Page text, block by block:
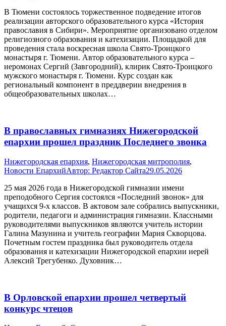
В Тюмени состоялось торжественное подведение итогов
реализации авторского образовательного курса «История
православия в Сибири». Мероприятие организовано отделом
религиозного образования и катехизации. Площадкой для
проведения стала воскресная школа Свято-Троицкого
монастыря г. Тюмени. Автор образовательного курса –
иеромонах Сергий (Завгородний), клирик Свято-Троицкого
мужского монастыря г. Тюмени. Курс создан как
региональный компонент в преддверии внедрения в
общеобразовательных школах…
В православных гимназиях Нижегородской
епархии прошел праздник Последнего звонка
Нижегородская епархия, Нижегородская митрополия,
Новости ЕпархийАвтор: Редактор Сайта29.05.2026
25 мая 2026 года в Нижегородской гимназии имени
преподобного Сергия состоялся «Последний звонок» для
учащихся 9-х классов. В актовом зале собрались выпускники,
родители, педагоги и администрация гимназии. Классными
руководителями выпускников являются учитель истории
Галина Мазунина и учитель географии Мария Скворцова.
Почетным гостем праздника был руководитель отдела
образования и катехизации Нижегородской епархии иерей
Алексий Трегубенко. Духовник…
В Орловской епархии прошел четвертый
конкурс чтецов